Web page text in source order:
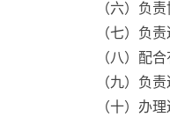
（六）负责协
（七）负责巡
（八）配合有
（九）负责巡
（十）办理巡